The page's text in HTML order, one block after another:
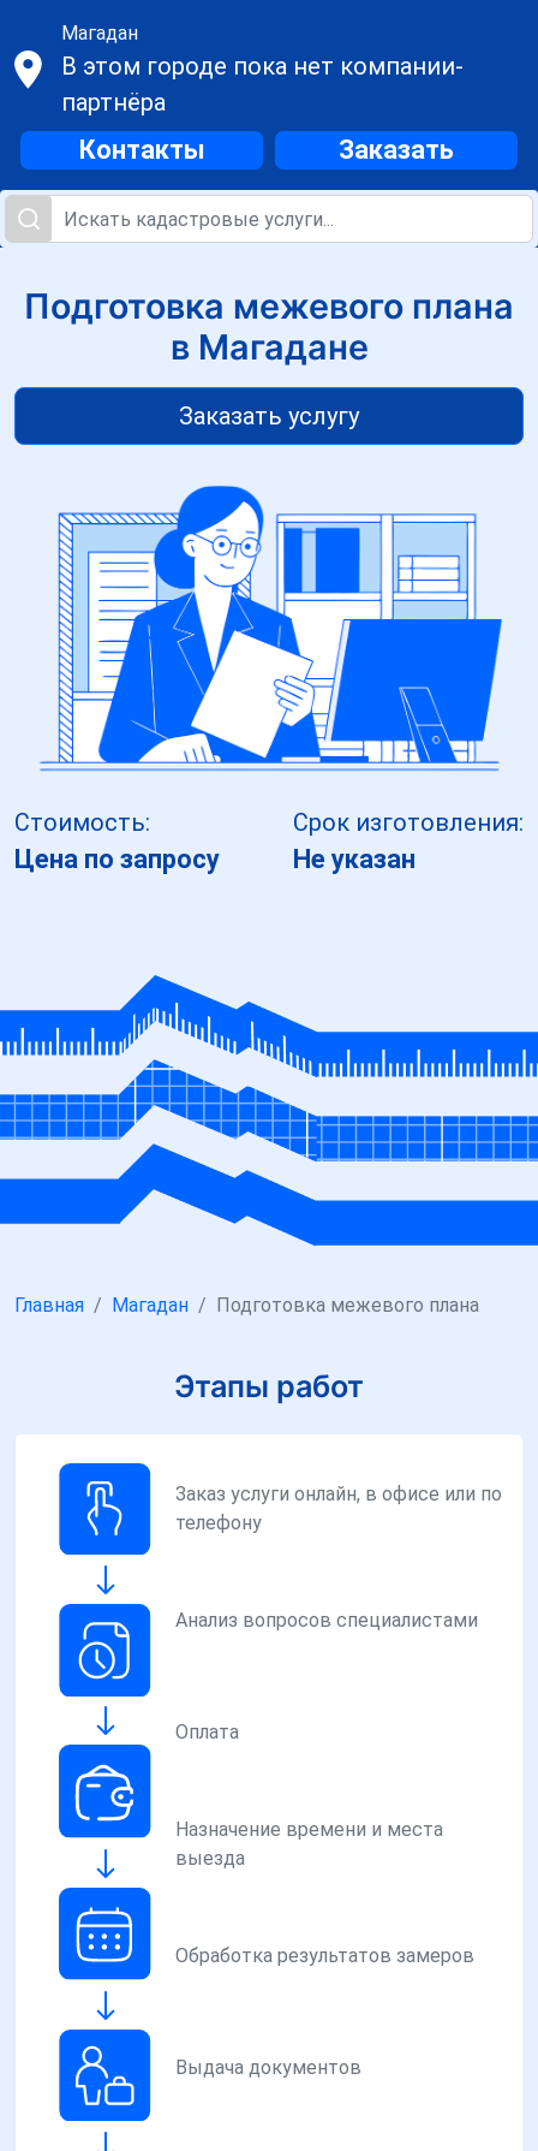
Магадан
В этом городе пока нет компании-
партнёра
Контакты Заказать
Подготовка межевого плана
в Магадане
Заказать услугу
Стоимость:
Цена по запросу
Срок изготовления:
Не указан
Главная Магадан Подготовка межевого плана
Этапы работ
Заказ услуги онлайн, в офисе или по
телефону
Анализ вопросов специалистами
Оплата
Назначение времени и места
выезда
Обработка результатов замеров
Выдача документов